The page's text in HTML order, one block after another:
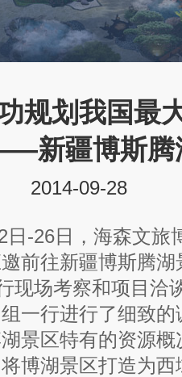
规划我国最
新疆博斯腾
2014-09-28
-26日，海森文旅
前往新疆博斯腾湖
现场考察和项目洽
一行进行了细致
景区特有的资源概
博湖景区打造为